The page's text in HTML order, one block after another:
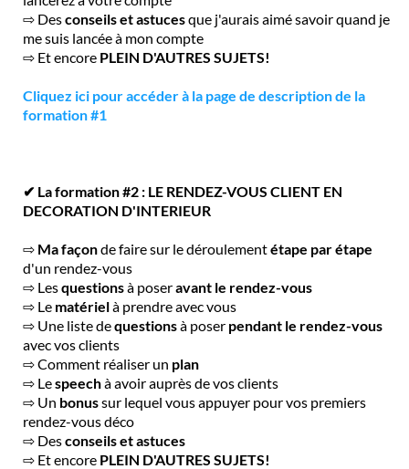
⇨ Desconseils et astucesque j'aurais aimé savoir quand je
me suis lancée à mon compte
⇨ Et encore PLEIN D'AUTRES SUJETS!
Cliquez ici pour accéder à la page de description de la
formation #1
✔ La formation #2 : LE RENDEZ-VOUS CLIENT EN
DECORATION D'INTERIEUR
⇨ Ma façonde faire sur le déroulementétape par étape
d'un rendez-vous
⇨ Lesquestionsà poseravant le rendez-vous
⇨ Le matérielà prendre avec vous
⇨ Une liste dequestionsà poser pendant le rendez-vous
avec vos clients
⇨ Comment réaliser un plan
⇨ Lespeechà avoir auprès de vos clients
⇨ Un bonussur lequel vous appuyer pour vos premiers
rendez-vous déco
⇨ Desconseils et astuces
⇨ Et encore PLEIN D'AUTRES SUJETS!